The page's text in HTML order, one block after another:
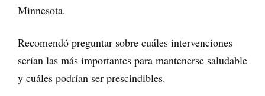
Minnesota.
Recomendó preguntar sobre cuáles intervenciones
serían las más importantes para mantenerse saludable
y cuáles podrían ser prescindibles.